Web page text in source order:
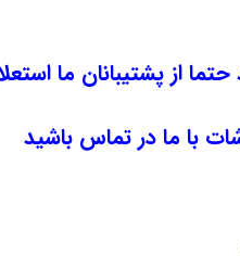
از پشتیبانان ما
با ما در تماس باشید